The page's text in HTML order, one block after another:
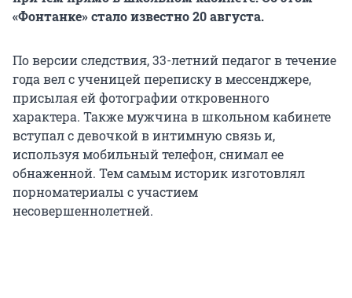
«Фонтанке» стало известно 20 августа.
По версии следствия, 33-летний педагог в течение
года вел с ученицей переписку в мессенджере,
присылая ей фотографии откровенного
характера. Также мужчина в школьном кабинете
вступал с девочкой в интимную связь и,
используя мобильный телефон, снимал ее
обнаженной. Тем самым историк изготовлял
порноматериалы с участием
несовершеннолетней.